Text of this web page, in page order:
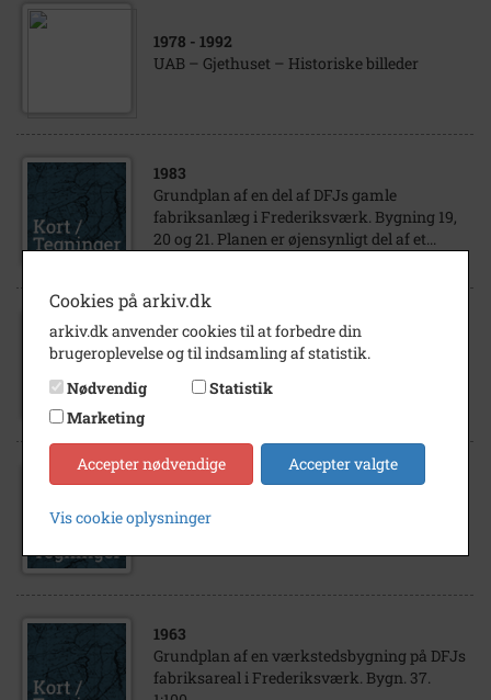
1978 - 1992
UAB – Gjethuset – Historiske billeder
1983
Grundplan af en del af DFJs gamle
fabriksanlæg i Frederiksværk. Bygning 19,
20 og 21. Planen er øjensynligt del af et...
1953
Grundplan, snit og facadetegninger af en ny
Frederiksværk. Bygn. 37. B. B. Bendtsen.
1953- 1954
værkstedsbygning på DFJs fabriksanlæg i
1963
Grundplan af en værkstedsbygning på DFJs
fabriksareal i Frederiksværk. Bygn. 37.
Cookies på arkiv.dk
arkiv.dk anvender cookies til at forbedre din
brugeroplevelse og til indsamling af statistik.
Nødvendig
Statistik
Marketing
Accepter nødvendige Accepter valgte
Vis cookie oplysninger